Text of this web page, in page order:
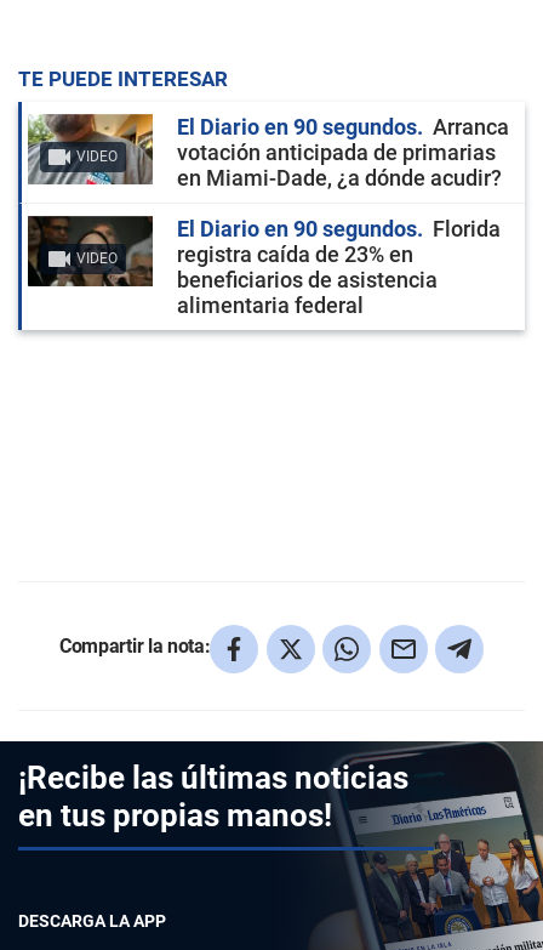
TE PUEDE INTERESAR
VIDEO
El Diario en 90 segundos
Arranca
votación anticipada de primarias
en Miami-Dade, ¿a dónde acudir?
VIDEO
El Diario en 90 segundos
Florida
registra caída de 23% en
beneficiarios de asistencia
alimentaria federal
Compartir la nota:
¡Recibe las últimas noticias
en tus propias manos!
DESCARGA LA APP